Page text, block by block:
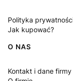
Polityka
Jak kupować?
O NAS
Kontakt i dane firmy